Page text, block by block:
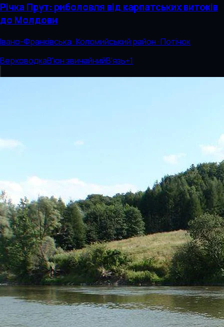
Річка Прут: риболовля від карпатських витоків
до Молдови
Івано-Франківська · Коломийський район · Потічок
ВерховодкаВ'юн звичайнийВ'язь+1